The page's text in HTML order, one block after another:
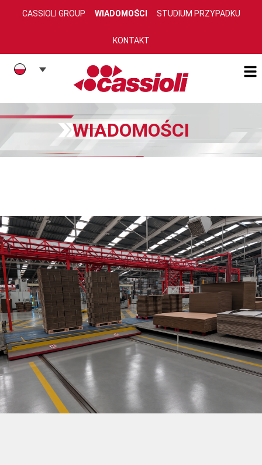
CASSIOLI GROUP WIADOMOŚCI STUDIUM PRZYPADKU
KONTAKT
WIADOMOŚCI